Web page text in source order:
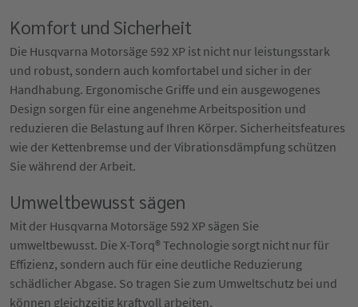
Komfort und Sicherheit
Die Husqvarna Motorsäge 592 XP ist nicht nur leistungsstark
und robust, sondern auch komfortabel und sicher in der
Handhabung. Ergonomische Griffe und ein ausgewogenes
Design sorgen für eine angenehme Arbeitsposition und
reduzieren die Belastung auf Ihren Körper. Sicherheitsfeatures
wie der Kettenbremse und der Vibrationsdämpfung schützen
Sie während der Arbeit.
Umweltbewusst sägen
Mit der Husqvarna Motorsäge 592 XP sägen Sie
umweltbewusst. Die X-Torq® Technologie sorgt nicht nur für
Effizienz, sondern auch für eine deutliche Reduzierung
schädlicher Abgase. So tragen Sie zum Umweltschutz bei und
können gleichzeitig kraftvoll arbeiten.